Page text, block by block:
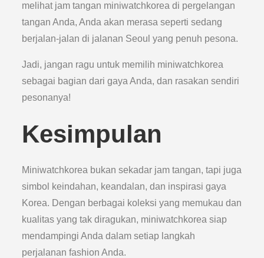
melihat jam tangan miniwatchkorea di pergelangan
tangan Anda, Anda akan merasa seperti sedang
berjalan-jalan di jalanan Seoul yang penuh pesona.
Jadi, jangan ragu untuk memilih miniwatchkorea
sebagai bagian dari gaya Anda, dan rasakan sendiri
pesonanya!
Kesimpulan
Miniwatchkorea bukan sekadar jam tangan, tapi juga
simbol keindahan, keandalan, dan inspirasi gaya
Korea. Dengan berbagai koleksi yang memukau dan
kualitas yang tak diragukan, miniwatchkorea siap
mendampingi Anda dalam setiap langkah
perjalanan fashion Anda.